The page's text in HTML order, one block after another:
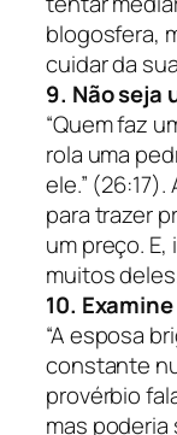
blogosfera,
cuidar da
9. Não seja
“Quem faz
rola uma
ele.” (26:17).
para trazer
um preço.
muitos
10.
“A esposa
constante
provérbio
mas